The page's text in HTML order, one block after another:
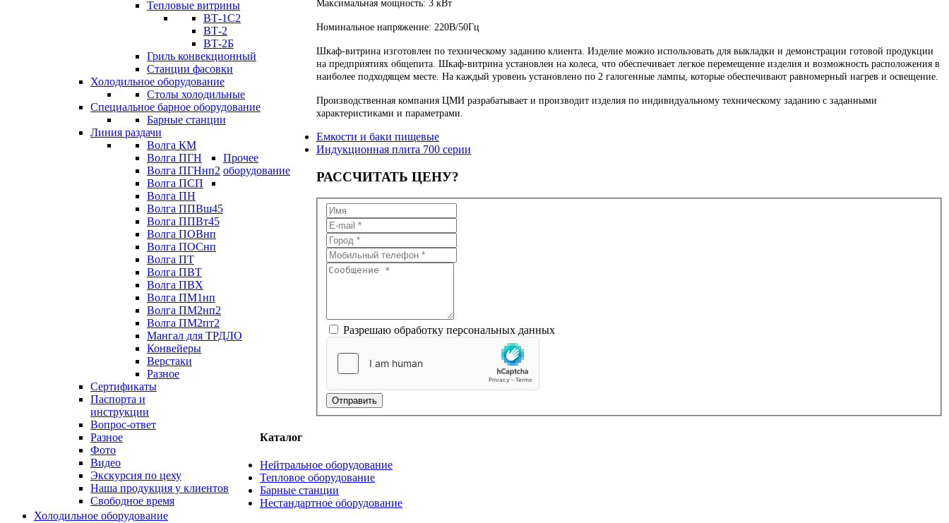
Тепловые витрины
ВТ-1С2
ВТ-2
ВТ-2Б
Гриль конвекционный
Станции фасовки
Холодильное оборудование
Столы холодильные
Специальное барное оборудование
Барные станции
Линия раздачи
Волга КМ
Волга ПГН
Волга ПГНнп2
Волга ПСП
Волга ПН
Волга ППВш45
Волга ППВт45
Волга ПОВнп
Волга ПОСнп
Волга ПТ
Волга ПВТ
Волга ПВХ
Волга ПМ1нп
Волга ПМ2нп2
Волга ПМ2пт2
Прочее
оборудование
Мангал для ТРДЛО
Конвейеры
Верстаки
Разное
Сертификаты
Паспорта и
инструкции
Вопрос-ответ
Разное
Фото
Видео
Экскурсия по цеху
Наша продукция у клиентов
Свободное время
Максимальная мощность: 3 кВт
Номинальное напряжение: 220В/50Гц
Шкаф-витрина изготовлен по техническому заданию клиента. Изделие можно использовать для выкладки и демонстрации готовой продукции
на предприятиях общепита. Шкаф-витрина установлен на колеса, что обеспечивает легкое перемещение изделия и возможность расположения в
наиболее подходящем месте. На каждый уровень установлено по 2 галогенные лампы, которые обеспечивают равномерный нагрев и освещение.
Производственная компания ЦМИ разрабатывает и производит изделия по индивидуальному техническому заданию с заданными
характеристиками и параметрами.
Емкости и баки пищевые
Индукционная плита 700 серии
РАССЧИТАТЬ ЦЕНУ?
Разрешаю обработку персональных данных
Отправить
Каталог
Нейтральное оборудование
Тепловое оборудование
Барные станции
Нестандартное оборудование
Холодильное оборудование